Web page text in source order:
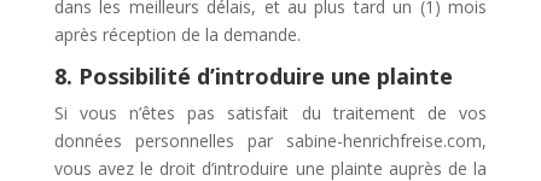
dans les meilleurs délais, et au plus tard un (1) mois
après réception de la demande.
8. Possibilité d’introduire une plainte
Si vous n’êtes pas satisfait du traitement de vos
données personnelles par sabine-henrichfreise.com,
vous avez le droit d’introduire une plainte auprès de la